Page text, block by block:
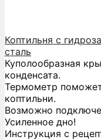
Коптильня с
сталь
Куполообразная
конденсата.
Термометр
коптильни.
Возможно
Усиленное дно!
Инструкция с